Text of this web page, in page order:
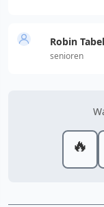
Robin
senioren
🔥